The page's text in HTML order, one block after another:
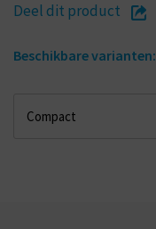
Deel dit product
Beschikbare varianten: